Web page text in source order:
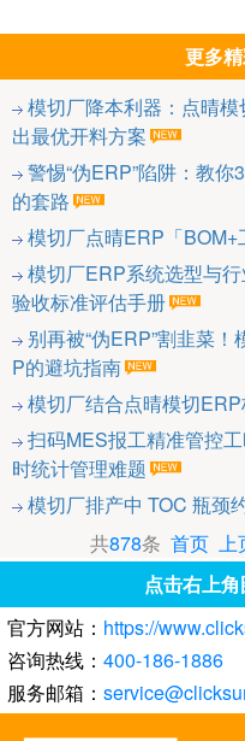
更多
模切厂降本利器：点晴
出最优开料方案
警惕“伪ERP”陷阱：教
的套路
模切厂点晴ERP「
模切厂ERP系统选型与
验收标准评估手册
别再被“伪ERP”割韭菜
P的避坑指南
模切厂结合点晴模切
扫码MES报工精准管控
时统计管理难题
模切厂排产中 TOC 瓶颈
共878条 首页 上
点击右上
官方网站： https://
咨询热线： 400-186-1886
服务邮箱：